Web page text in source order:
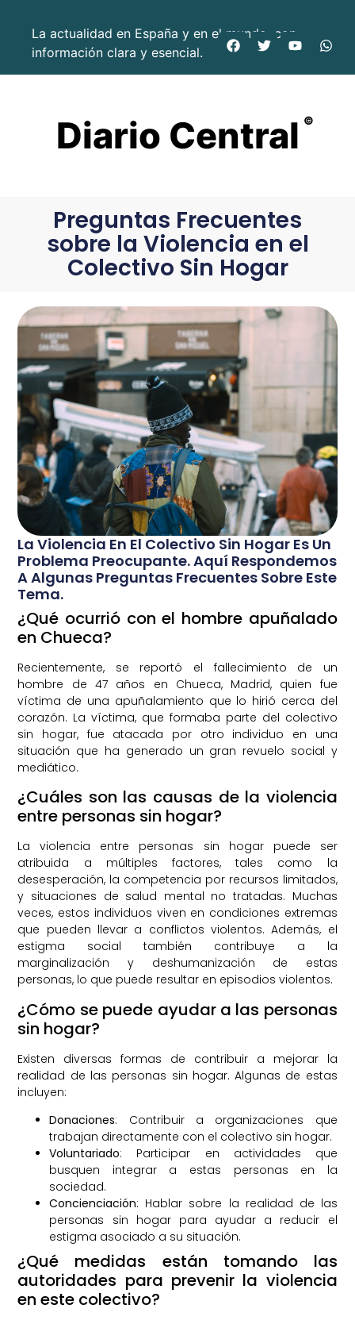
La actualidad en España y en el mundo, con
información clara y esencial.
Diario Central ©
Preguntas Frecuentes
sobre la Violencia en el
Colectivo Sin Hogar
La Violencia En El Colectivo Sin Hogar Es Un
Problema Preocupante. Aquí Respondemos
A Algunas Preguntas Frecuentes Sobre Este
Tema.
¿Qué ocurrió con el hombre apuñalado
en Chueca?
Recientemente, se reportó el fallecimiento de un
hombre de 47 años en Chueca, Madrid, quien fue
víctima de una apuñalamiento que lo hirió cerca del
corazón. La víctima, que formaba parte del colectivo
sin hogar, fue atacada por otro individuo en una
situación que ha generado un gran revuelo social y
mediático.
¿Cuáles son las causas de la violencia
entre personas sin hogar?
La violencia entre personas sin hogar puede ser
atribuida a múltiples factores, tales como la
desesperación, la competencia por recursos limitados,
y situaciones de salud mental no tratadas. Muchas
veces, estos individuos viven en condiciones extremas
que pueden llevar a conflictos violentos. Además, el
estigma social también contribuye a la
marginalización y deshumanización de estas
personas, lo que puede resultar en episodios violentos.
¿Cómo se puede ayudar a las personas
sin hogar?
Existen diversas formas de contribuir a mejorar la
realidad de las personas sin hogar. Algunas de estas
incluyen:
Donaciones: Contribuir a organizaciones que
trabajan directamente con el colectivo sin hogar.
Voluntariado: Participar en actividades que
busquen integrar a estas personas en la
sociedad.
Concienciación: Hablar sobre la realidad de las
personas sin hogar para ayudar a reducir el
estigma asociado a su situación.
¿Qué medidas están tomando las
autoridades para prevenir la violencia
en este colectivo?